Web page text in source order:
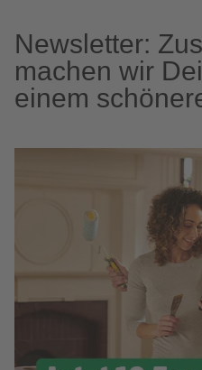
Newsletter:
machen wir
einem